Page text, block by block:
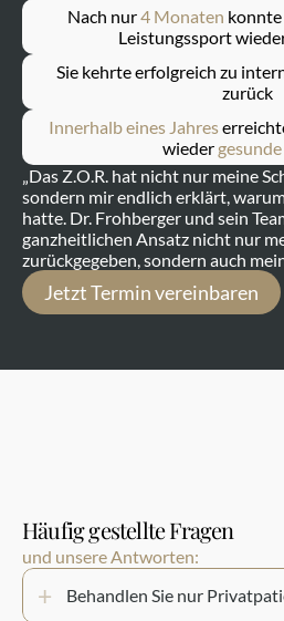
Nach nur 4 Monaten
Leistungssport
Sie kehrte erfolgreich zu
zurück
Innerhalb eines Jahres
wieder gesunde
„Das Z.O.R. hat nicht nur meine
sondern mir endlich erklärt,
hatte. Dr. Frohberger und sein
ganzheitlichen Ansatz nicht nur
zurückgegeben, sondern auch
Jetzt Termin vereinbaren
Häufig gestellte Fragen
und unsere Antworten:
+ Behandlen Sie nur